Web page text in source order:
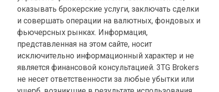
оказывать брокерские услуги, заключать сделки
и совершать операции на валютных, фондовых и
фьючерсных рынках. Информация,
представленная на этом сайте, носит
исключительно информационный характер и не
является финансовой консультацией. 3TG Brokers
не несет ответственности за любые убытки или